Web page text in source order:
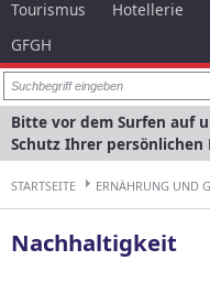
Tourismus
Hotellerie
GFGH
Bitte vor dem Surfen auf
Schutz Ihrer persönlichen
STARTSEITE ERNÄHRUNG UND
Nachhaltigkeit